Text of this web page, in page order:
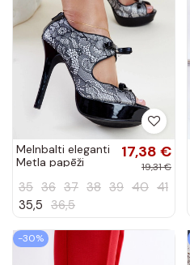
Melnbalti eleganti
Metla papēži
17,38 €
19,31 €
35 36 37 38 39 40 41
35,5 36,5
-30%